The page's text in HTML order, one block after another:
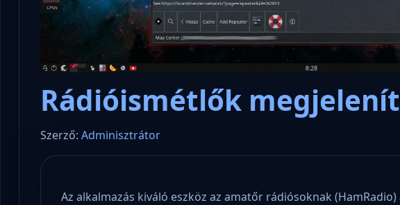
Rádióismétlők
Szerző: Adminisztrátor
Az alkalmazás kiváló eszköz az amatőr rádiósoknak